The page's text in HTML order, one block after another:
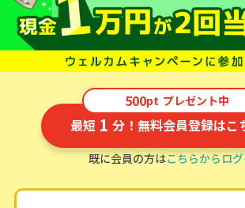
500pt プレゼント中
最短 1 分！無料会員登録はこ
既に会員の方はこちらからロ